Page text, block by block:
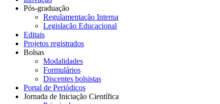
Pós-graduação
Regulamentação Interna
Legislação Educacional
Editais
Projetos registrados
Bolsas
Modalidades
Formulários
Discentes bolsistas
Portal de Periódicos
Jornada de Iniciação Científica